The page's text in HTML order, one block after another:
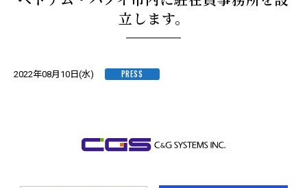
立します。
2022年08月10日(水) PRESS